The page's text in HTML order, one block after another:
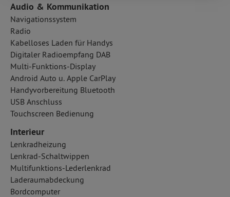
Audio & Kommunikation
Navigationssystem
Radio
Kabelloses Laden für Handys
Digitaler Radioempfang DAB
Multi-Funktions-Display
Android Auto u. Apple CarPlay
Handyvorbereitung Bluetooth
USB Anschluss
Touchscreen Bedienung
Interieur
Lenkradheizung
Lenkrad-Schaltwippen
Multifunktions-Lederlenkrad
Laderaumabdeckung
Bordcomputer